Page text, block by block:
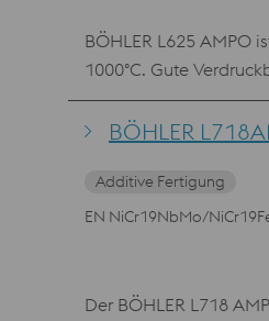
BÖHLER L625 AMPO
1000°C. Gute
BÖHLER
Additive Fertigung
EN NiCr19NbMo/
Der BÖHLER L718